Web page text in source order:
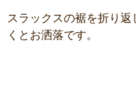
スラックスの裾を折り
くとお洒落です。